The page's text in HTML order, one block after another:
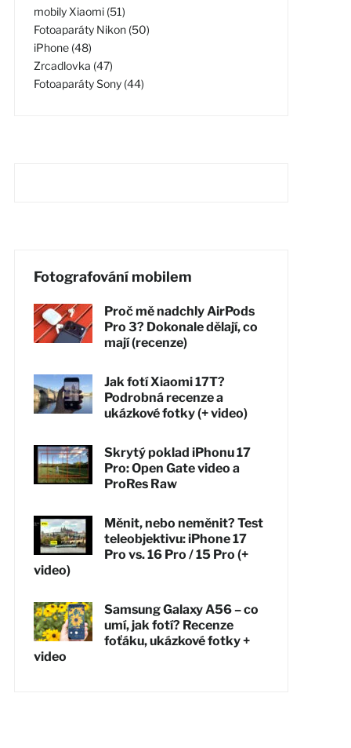
mobily Xiaomi (51)
Fotoaparáty Nikon (50)
iPhone (48)
Zrcadlovka (47)
Fotoaparáty Sony (44)
Fotografování mobilem
Proč mě nadchly AirPods
Pro 3? Dokonale dělají, co
mají (recenze)
Jak fotí Xiaomi 17T?
Podrobná recenze a
ukázkové fotky (+ video)
Skrytý poklad iPhonu 17
Pro: Open Gate video a
ProRes Raw
Měnit, nebo neměnit? Test
teleobjektivu: iPhone 17
Pro vs. 16 Pro / 15 Pro (+
video)
Samsung Galaxy A56 – co
umí, jak fotí? Recenze
foťáku, ukázkové fotky +
video